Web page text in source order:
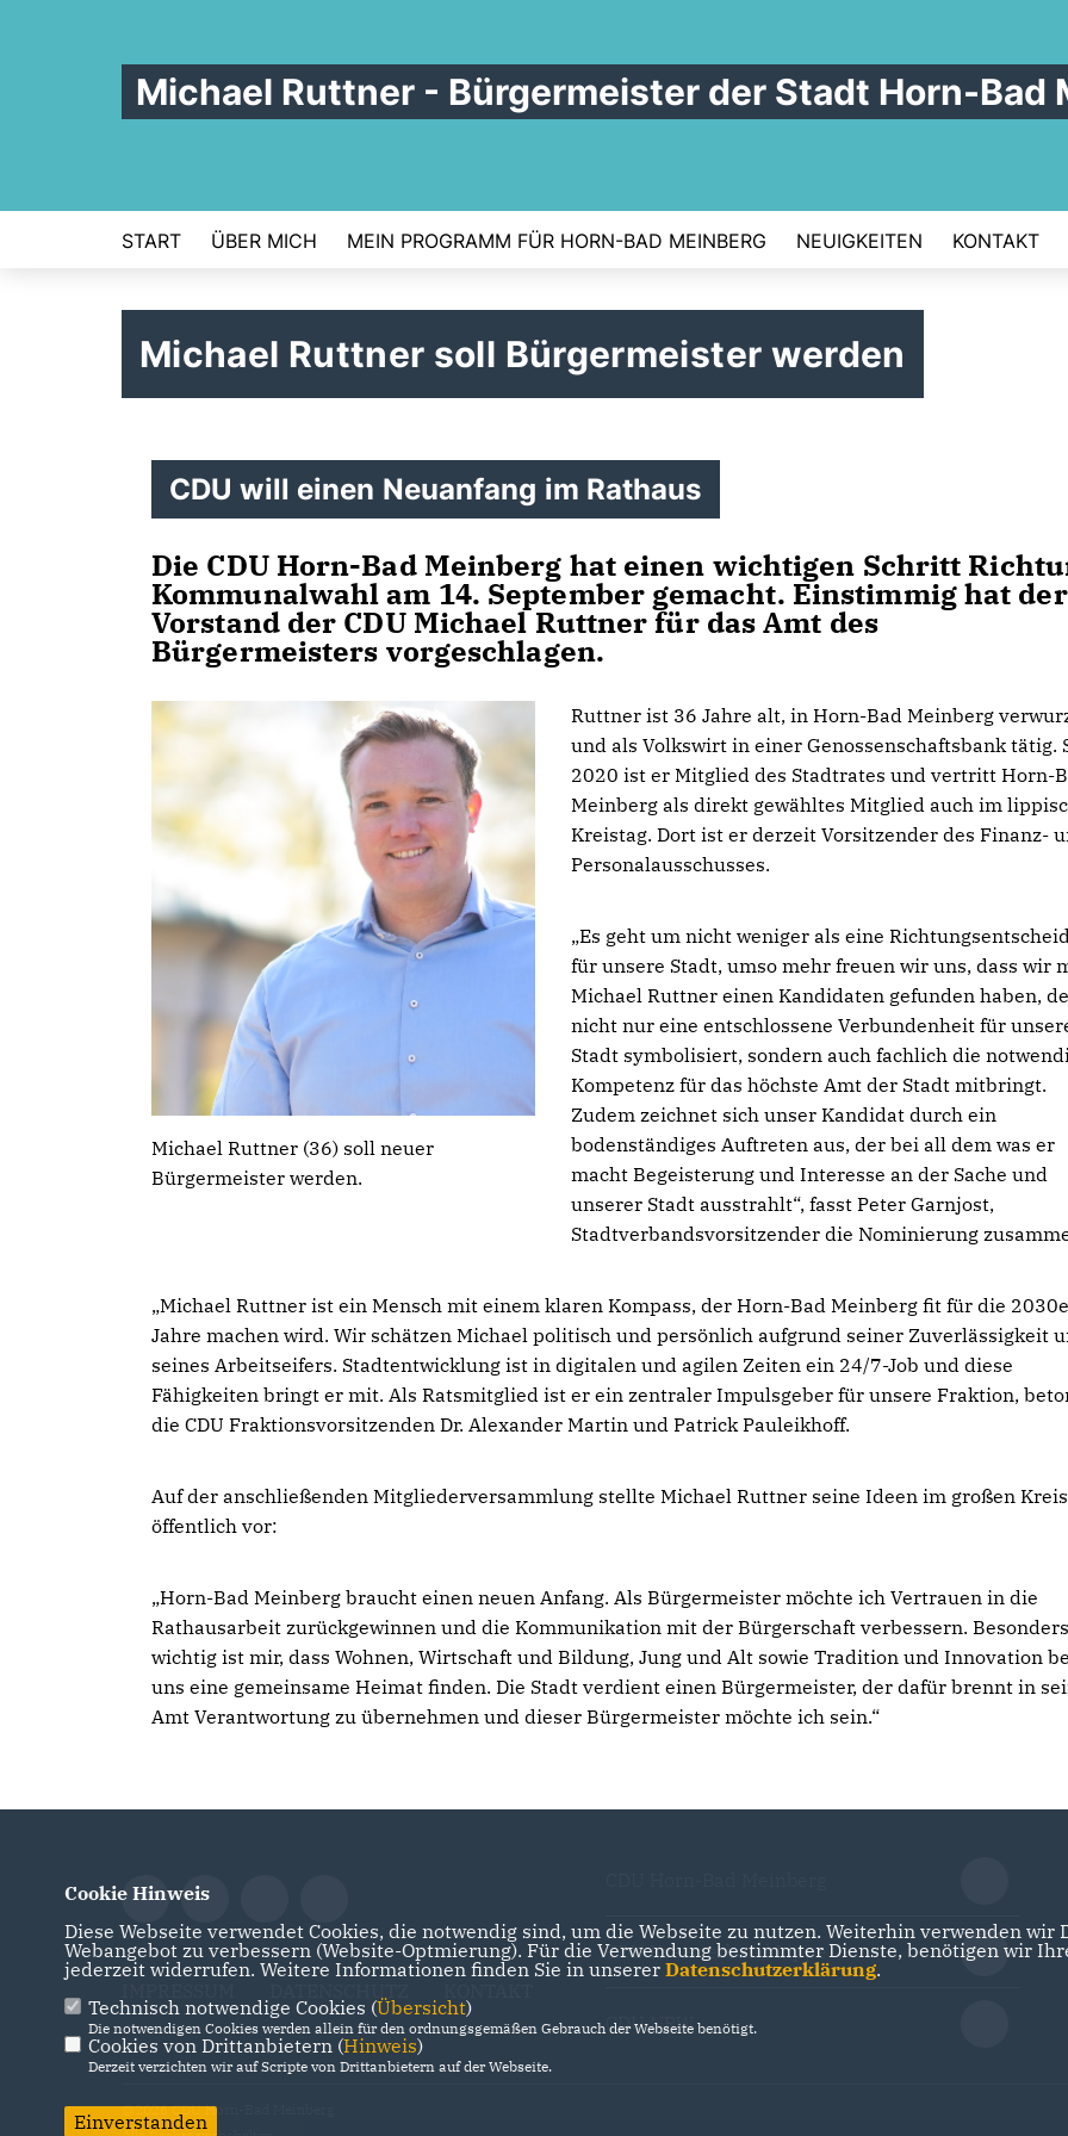
Michael Ruttner - Bürgermeister der Stadt Horn-Bad
START ÜBER MICH MEIN PROGRAMM FÜR HORN-BAD MEINBERG NEUIGKEITEN KONTAKT
Michael Ruttner soll Bürgermeister werden
CDU will einen Neuanfang im Rathaus
Die CDU Horn-Bad Meinberg hat einen wichtigen Schritt
Kommunalwahl am 14. September gemacht. Einstimmig hat der
Vorstand der CDU Michael Ruttner für das Amt des
Bürgermeisters vorgeschlagen.
Michael Ruttner (36) soll neuer
Bürgermeister werden.
Ruttner ist 36 Jahre alt, in Horn-Bad Meinberg
und als Volkswirt in einer Genossenschaftsbank tätig.
2020 ist er Mitglied des Stadtrates und vertritt Horn-
Meinberg als direkt gewähltes Mitglied auch im
Kreistag. Dort ist er derzeit Vorsitzender des Finanz-
Personalausschusses.
Es geht um nicht weniger als eine
für unsere Stadt, umso mehr freuen wir uns, dass wir
Michael Ruttner einen Kandidaten gefunden haben,
nicht nur eine entschlossene Verbundenheit für
Stadt symbolisiert, sondern auch fachlich die
Kompetenz für das höchste Amt der Stadt mitbringt.
Zudem zeichnet sich unser Kandidat durch ein
bodenständiges Auftreten aus, der bei all dem was er
macht Begeisterung und Interesse an der Sache und
unserer Stadt ausstrahlt“, fasst Peter Garnjost,
Stadtverbandsvorsitzender die Nominierung
Michael Ruttner ist ein Mensch mit einem klaren Kompass, der Horn-Bad Meinberg fit für die
Jahre machen wird. Wir schätzen Michael politisch und persönlich aufgrund seiner Zuverlässigkeit
seines Arbeitseifers. Stadtentwicklung ist in digitalen und agilen Zeiten ein 24/7-Job und diese
Fähigkeiten bringt er mit. Als Ratsmitglied ist er ein zentraler Impulsgeber für unsere Fraktion,
die CDU Fraktionsvorsitzenden Dr. Alexander Martin und Patrick Pauleikhoff.
Auf der anschließenden Mitgliederversammlung stellte Michael Ruttner seine Ideen im großen Kreis
öffentlich vor:
Horn-Bad Meinberg braucht einen neuen Anfang. Als Bürgermeister möchte ich Vertrauen in die
Rathausarbeit zurückgewinnen und die Kommunikation mit der Bürgerschaft verbessern. Besonders
wichtig ist mir, dass Wohnen, Wirtschaft und Bildung, Jung und Alt sowie Tradition und Innovation
uns eine gemeinsame Heimat finden. Die Stadt verdient einen Bürgermeister, der dafür brennt in
Amt Verantwortung zu übernehmen und dieser Bürgermeister möchte ich sein.“
CDU Kreisverband Lippe
CDU NRW
@2026 CDU Horn-Bad Meinberg
Cookie Hinweis
Diese Webseite verwendet Cookies, die notwendig sind, um die Webseite zu nutzen. Weiterhin verwenden
Webangebot zu verbessern (Website-Optmierung). Für die Verwendung bestimmter Dienste, benötigen wir
jederzeit widerrufen. Weitere Informationen finden Sie in unserer Datenschutzerklärung.
Technisch notwendige Cookies (Übersicht)
Die notwendigen Cookies werden allein für den ordnungsgemäßen Gebrauch der Webseite benötigt.
Cookies von Drittanbietern (Hinweis)
Derzeit verzichten wir auf Scripte von Drittanbietern auf der Webseite.
Einverstanden